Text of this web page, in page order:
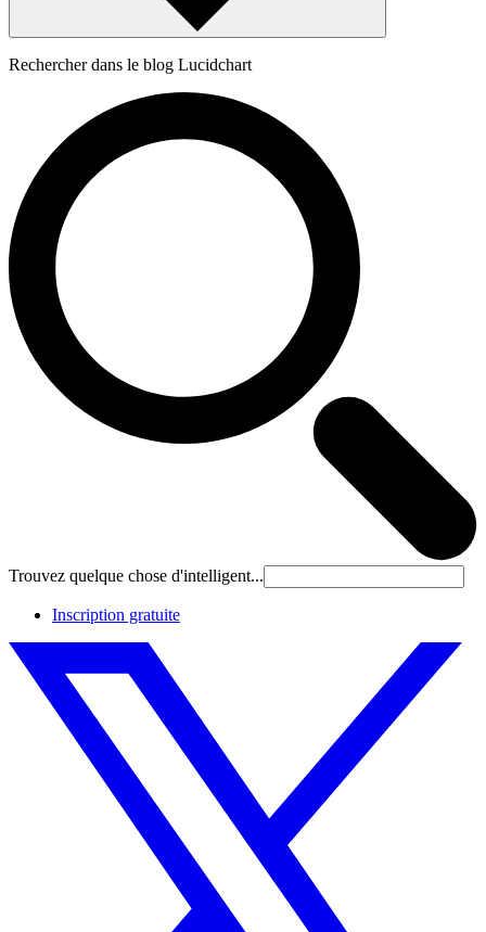
Rechercher dans le blog Lucidchart
Trouvez quelque chose d'intelligent...
Inscription gratuite